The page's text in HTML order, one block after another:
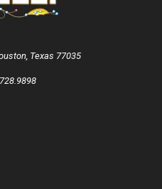
Texas 77035